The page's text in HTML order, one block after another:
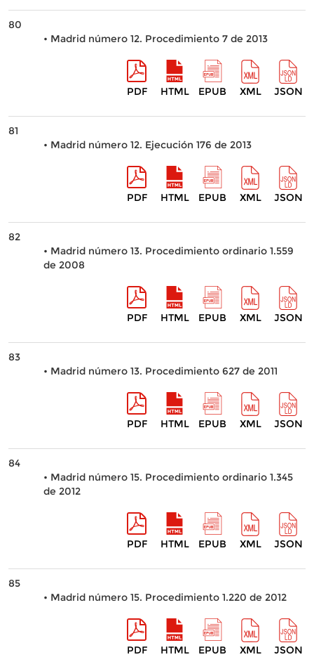
80
• Madrid número 12. Procedimiento 7 de 2013
PDF HTML EPUB XML JSON
81
• Madrid número 12. Ejecución 176 de 2013
PDF HTML EPUB XML JSON
82
• Madrid número 13. Procedimiento ordinario 1.559
de 2008
PDF HTML EPUB XML JSON
83
• Madrid número 13. Procedimiento 627 de 2011
PDF HTML EPUB XML JSON
84
• Madrid número 15. Procedimiento ordinario 1.345
de 2012
PDF HTML EPUB XML JSON
85
• Madrid número 15. Procedimiento 1.220 de 2012
PDF HTML EPUB XML JSON